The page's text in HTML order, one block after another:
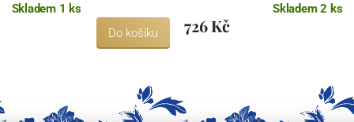
Skladem 1 ks
Do košíku
Skladem 2 ks
726 Kč